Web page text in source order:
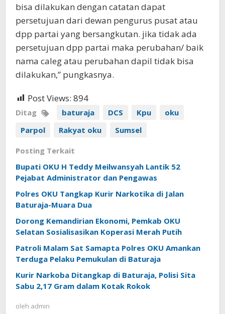
bisa dilakukan dengan catatan dapat
persetujuan dari dewan pengurus pusat atau
dpp partai yang bersangkutan. jika tidak ada
persetujuan dpp partai maka perubahan/ baik
nama caleg atau perubahan dapil tidak bisa
dilakukan,” pungkasnya.
Post Views: 894
Ditag baturaja DCS Kpu
oku
Parpol
Rakyat oku Sumsel
Posting Terkait
Bupati OKU H Teddy Meilwansyah Lantik 52
Pejabat Administrator dan Pengawas
Polres OKU Tangkap Kurir Narkotika di Jalan
Baturaja-Muara Dua
Dorong Kemandirian Ekonomi, Pemkab OKU
Selatan Sosialisasikan Koperasi Merah Putih
Patroli Malam Sat Samapta Polres OKU Amankan
Terduga Pelaku Pemukulan di Baturaja
Kurir Narkoba Ditangkap di Baturaja, Polisi Sita
Sabu 2,17 Gram dalam Kotak Rokok
oleh admin